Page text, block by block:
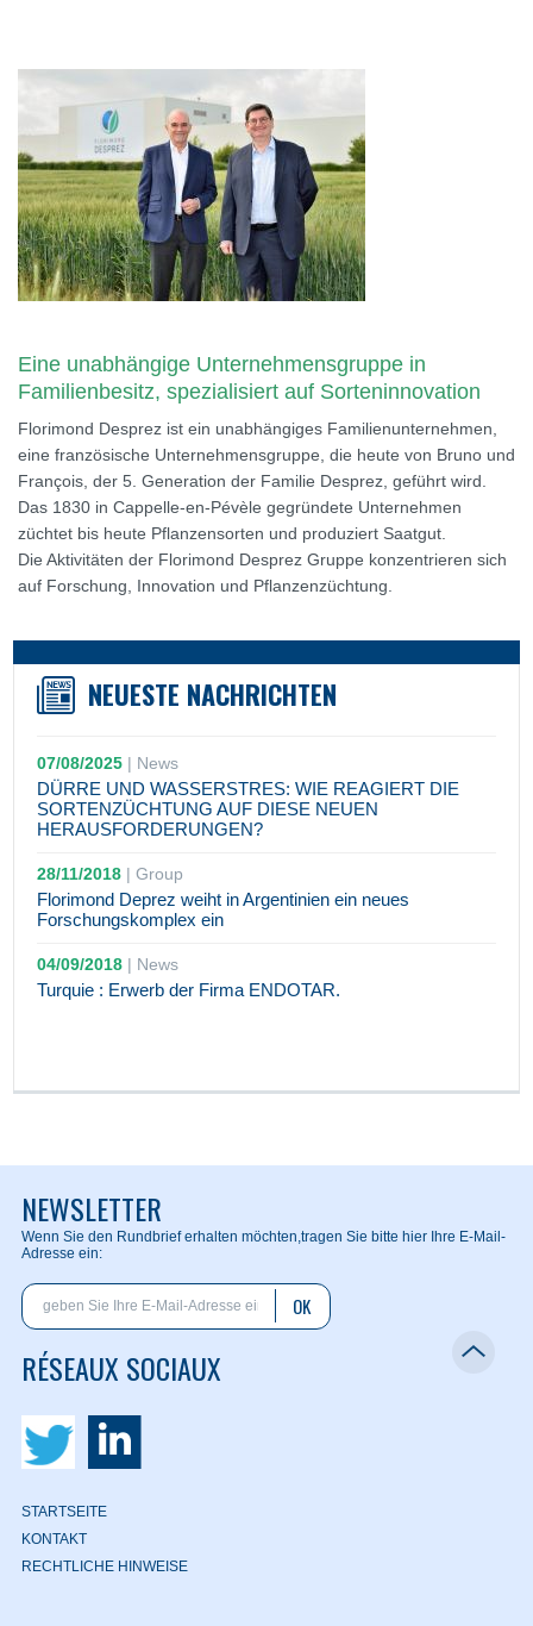
Eine unabhängige Unternehmensgruppe in
Familienbesitz, spezialisiert auf Sorteninnovation
Florimond Desprez ist ein unabhängiges Familienunternehmen,
eine französische Unternehmensgruppe, die heute von Bruno und
François, der 5. Generation der Familie Desprez, geführt wird.
Das 1830 in Cappelle-en-Pévèle gegründete Unternehmen
züchtet bis heute Pflanzensorten und produziert Saatgut.
Die Aktivitäten der Florimond Desprez Gruppe konzentrieren sich
auf Forschung, Innovation und Pflanzenzüchtung.
NEUESTE NACHRICHTEN
07/08/2025 | News
DÜRRE UND WASSERSTRES: WIE REAGIERT DIE
SORTENZÜCHTUNG AUF DIESE NEUEN
HERAUSFORDERUNGEN?
28/11/2018 |Group
Florimond Deprez weiht in Argentinien ein neues
Forschungskomplex ein
04/09/2018 | News
Turquie : Erwerb der Firma ENDOTAR.
NEWSLETTER
Wenn Sie den Rundbrief erhalten möchten,tragen Sie bitte hier Ihre E-Mail-
Adresse ein:
OK
RÉSEAUX SOCIAUX
STARTSEITE
KONTAKT
RECHTLICHE HINWEISE